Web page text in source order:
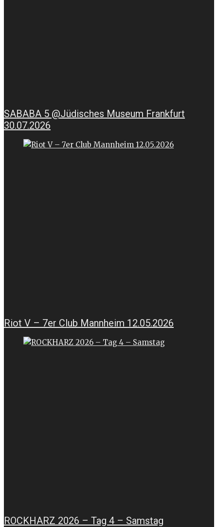
SABABA 5 @Jüdisches Museum Frankfurt
30.07.2026
Riot V – 7er Club Mannheim 12.05.2026
ROCKHARZ 2026 – Tag 4 – Samstag